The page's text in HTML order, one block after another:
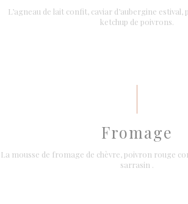
L’agneau de lait confit, caviar d’aubergine
ketchup de poivrons.
Fromage
La mousse de fromage de chèvre, poivron rouge
sarrasin .